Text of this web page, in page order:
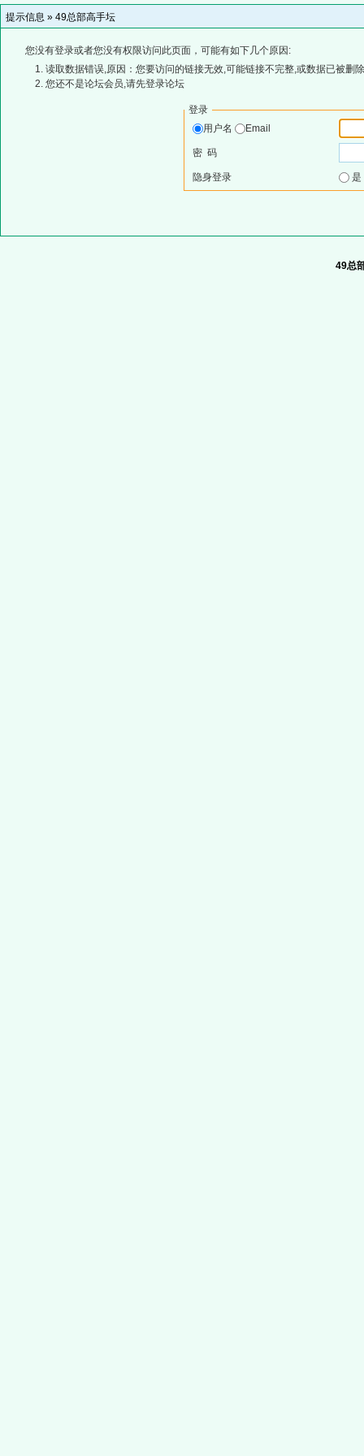
提示信息 » 49总部高手坛
您没有登录或者您没有权限访问此页面，可能有如下几个原因:
读取数据错误,原因：您要访问的链接无效,可能链接不完整,或数据已被删
您还不是论坛会员,请先登录论坛
登录
用户名
Email
密 码
隐身登录
49总